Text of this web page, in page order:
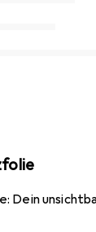
Dein